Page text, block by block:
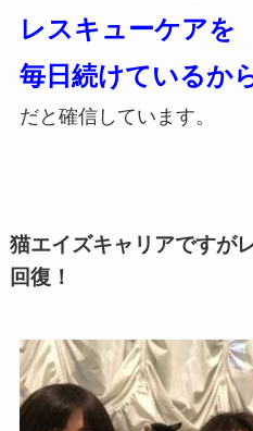
レスキューケアを
毎日続けているか
だと確信しています。
猫エイズキャリアですが
回復！